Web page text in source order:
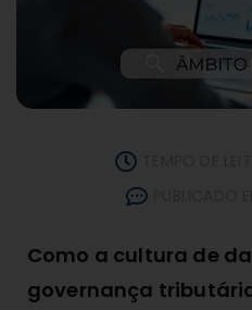
Como a cultura de
governança